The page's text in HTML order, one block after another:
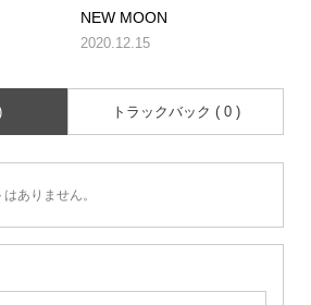
NEW MOON
2020.12.15
トラックバック ( 0 )
ありません。